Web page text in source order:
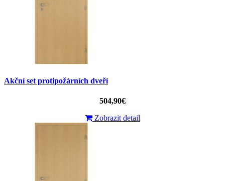
Akční set protipožárních dveří
504,90€
Zobrazit detail